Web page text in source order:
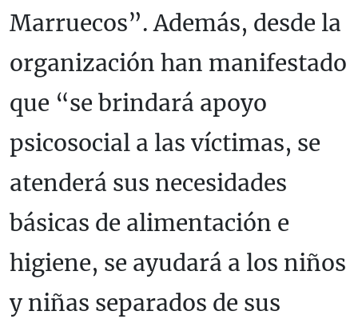
Marruecos”. Además, desde la
organización han manifestado
que “se brindará apoyo
psicosocial a las víctimas, se
atenderá sus necesidades
básicas de alimentación e
higiene, se ayudará a los niños
y niñas separados de sus